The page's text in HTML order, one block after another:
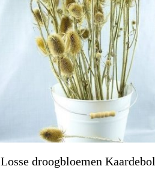
Losse droogbloemen Kaardebol